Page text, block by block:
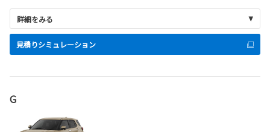
詳細をみる
見積りシミュレーション
G